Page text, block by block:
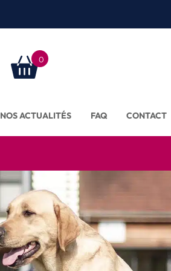
0
NOS ACTUALITÉS FAQ CONTACT